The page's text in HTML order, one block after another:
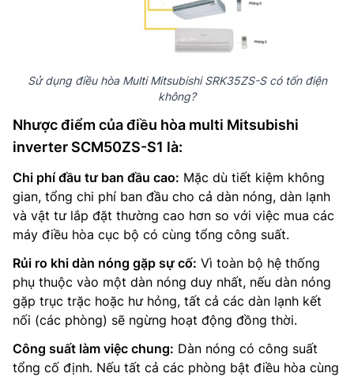
Sử dụng điều hòa Multi Mitsubishi SRK35ZS-S có tốn điện
không?
Nhược điểm của điều hòa multi Mitsubishi
inverter SCM50ZS-S1 là:
Chi phí đầu tư ban đầu cao: Mặc dù tiết kiệm không
gian, tổng chi phí ban đầu cho cả dàn nóng, dàn lạnh
và vật tư lắp đặt thường cao hơn so với việc mua các
máy điều hòa cục bộ có cùng tổng công suất.
Rủi ro khi dàn nóng gặp sự cố: Vì toàn bộ hệ thống
phụ thuộc vào một dàn nóng duy nhất, nếu dàn nóng
gặp trục trặc hoặc hư hỏng, tất cả các dàn lạnh kết
nối (các phòng) sẽ ngừng hoạt động đồng thời.
Công suất làm việc chung: Dàn nóng có công suất
tổng cố định. Nếu tất cả các phòng bật điều hòa cùng